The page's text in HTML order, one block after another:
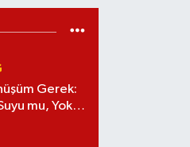
Gerek:
mu, Yoksa